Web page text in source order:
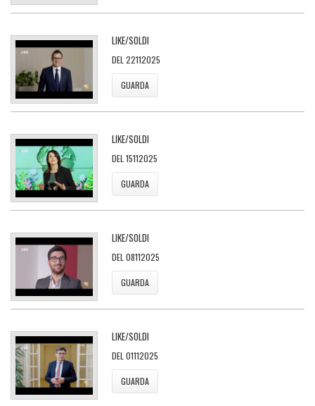
LIKE/SOLDI
DEL 22112025
GUARDA
LIKE/SOLDI
DEL 15112025
GUARDA
LIKE/SOLDI
DEL 08112025
GUARDA
LIKE/SOLDI
DEL 01112025
GUARDA